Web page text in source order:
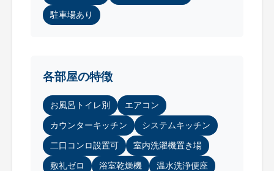
駐車場あり
各部屋の特徴
お風呂トイレ別 エアコン
カウンターキッチン システムキッチン
二口コンロ設置可 室内洗濯機置き場
敷礼ゼロ 浴室乾燥機 温水洗浄便座